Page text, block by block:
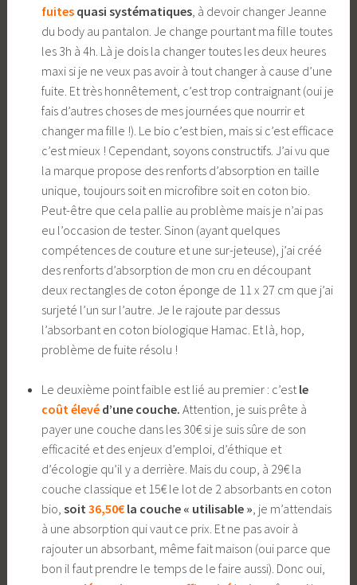
fuitesquasi systématiques, à devoir changer Jeanne
du body au pantalon. Je change pourtant ma fille toutes
les 3h à 4h. Là je dois la changer toutes les deux heures
maxi si je ne veux pas avoir à tout changer à cause d’une
fuite. Et très honnêtement, c’est trop contraignant (oui je
fais d’autres choses de mes journées que nourrir et
changer ma fille !). Le bio c’est bien, mais si c’est efficace
c’est mieux ! Cependant, soyons constructifs. J’ai vu que
la marque propose des renforts d’absorption en taille
unique, toujours soit en microfibre soit en coton bio.
Peut-être que cela pallie au problème mais je n’ai pas
eu l’occasion de tester. Sinon (ayant quelques
compétences de couture et une sur-jeteuse), j’ai créé
des renforts d’absorption de mon cru en découpant
deux rectangles de coton éponge de 11 x 27 cm que j’ai
surjeté l’un sur l’autre. Je le rajoute par dessus
l’absorbant en coton biologique Hamac. Et là, hop,
problème de fuite résolu !
Le deuxième point faible est lié au premier : c’estle
coût élevéd’une couche. Attention, je suis prête à
payer une couche dans les 30€ si je suis sûre de son
efficacité et des enjeux d’emploi, d’éthique et
d’écologie qu’il y a derrière. Mais du coup, à 29€ la
couche classique et 15€ le lot de 2 absorbants en coton
bio, soit 36,50€la couche « utilisable », je m’attendais
à une absorption qui vaut ce prix. Et ne pas avoir à
rajouter un absorbant, même fait maison (oui parce que
bon il faut prendre le temps de le faire aussi). Donc oui,